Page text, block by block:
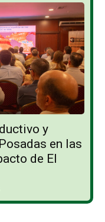
y
en las
de El